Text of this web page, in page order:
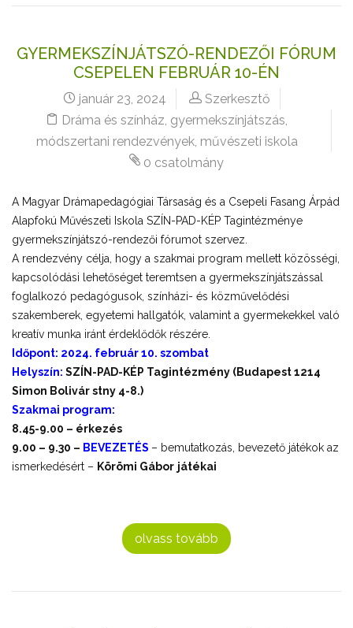
GYERMEKSZÍNJÁTSZÓ-RENDEZŐI FÓRUM
CSEPELEN FEBRUÁR 10-ÉN
január 23, 2024
Szerkesztő
Dráma és színház gyermekszínjátszás
módszertani rendezvények, művészeti iskola
0 csatolmány
A Magyar Drámapedagógiai Társaság és a Csepeli Fasang Árpád
Alapfokú Művészeti Iskola SZÍN-PAD-KÉP Tagintézménye
gyermekszínjátszó-rendezői fórumot szervez.
A rendezvény célja, hogy a szakmai program mellett közösségi,
kapcsolódási lehetőséget teremtsen a gyermekszínjátszással
foglalkozó pedagógusok, színházi- és közművelődési
szakemberek, egyetemi hallgatók, valamint a gyermekekkel való
kreatív munka iránt érdeklődők részére.
Időpont: 2024. február 10. szombat
Helyszín: SZÍN-PAD-KÉP Tagintézmény (Budapest 1214
Simon Bolivár stny 4-8.)
Szakmai program:
8.45-9.00 – érkezés
9.00 – 9.30 – BEVEZETÉS – bemutatkozás, bevezető játékok az
ismerkedésért – Körömi Gábor játékai
olvass tovább